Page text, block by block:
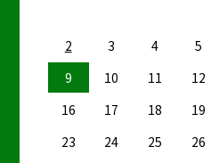
2
3 4 5
9
10 11 12
16
17 18 19
23
24 25 26